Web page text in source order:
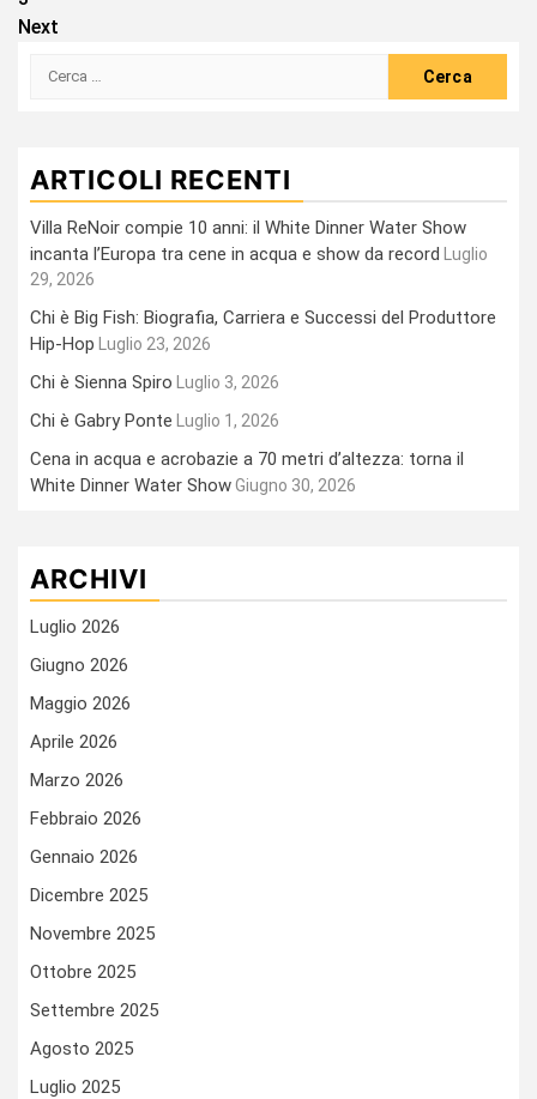
articoli
Next
Ricerca
ARTICOLI RECENTI
Villa ReNoir compie 10 anni: il White Dinner Water Show
incanta l’Europa tra cene in acqua e show da record
Luglio
29, 2026
Chi è Big Fish: Biografia, Carriera e Successi del Produttore
Hip-Hop
Luglio 23, 2026
Chi è Sienna Spiro Luglio 3, 2026
Chi è Gabry Ponte Luglio 1, 2026
Cena in acqua e acrobazie a 70 metri d’altezza: torna il
White Dinner Water ShowGiugno 30, 2026
ARCHIVI
Luglio 2026
Giugno 2026
Maggio 2026
Aprile 2026
Marzo 2026
Febbraio 2026
Gennaio 2026
Dicembre 2025
Novembre 2025
Ottobre 2025
Settembre 2025
Agosto 2025
Luglio 2025